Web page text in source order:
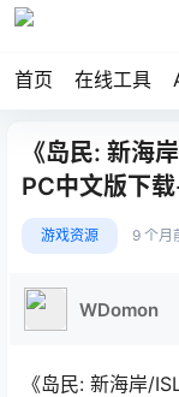
首页 在线工具
《岛民: 新海
PC中文版下
游戏资源 9 个月
WDomon
《岛民: 新海岸/